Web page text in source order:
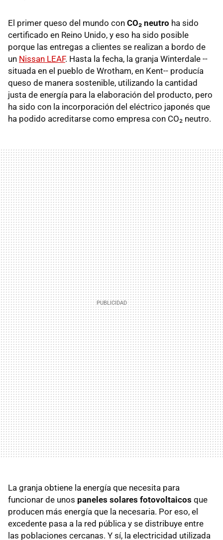
El primer queso del mundo con CO₂ neutro ha sido
certificado en Reino Unido, y eso ha sido posible
porque las entregas a clientes se realizan a bordo de
un Nissan LEAF. Hasta la fecha, la granja Winterdale --
situada en el pueblo de Wrotham, en Kent-- producía
queso de manera sostenible, utilizando la cantidad
justa de energía para la elaboración del producto, pero
ha sido con la incorporación del eléctrico japonés que
ha podido acreditarse como empresa con CO₂ neutro.
La granja obtiene la energía que necesita para
funcionar de unos paneles solares fotovoltaicos que
producen más energía que la necesaria. Por eso, el
excedente pasa a la red pública y se distribuye entre
las poblaciones cercanas. Y sí, la electricidad utilizada